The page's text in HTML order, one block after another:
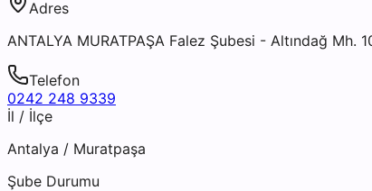
Adres
ANTALYA MURATPAŞA Falez Şubesi - Altındağ Mh.
Telefon
0242 248 9339
İl / İlçe
Antalya / Muratpaşa
Şube Durumu